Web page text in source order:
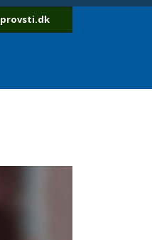
provsti.dk